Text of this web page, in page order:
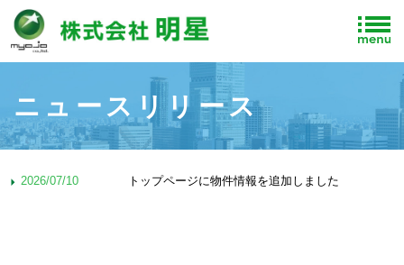
ニュースリリース
2026/07/10 トップページに物件情報を追加しました